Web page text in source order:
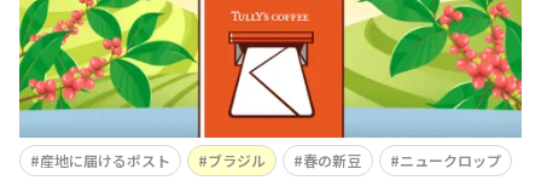
産地に届けるポスト ブラジル 春の新豆 ニュークロップ